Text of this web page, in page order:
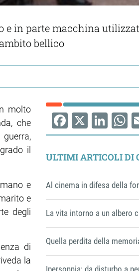
e in parte macchina
bellico
molto
che
il
e
e
degli
di
la
Facebook
X
ULTIMI ARTICOLI DI
Al cinema in difesa della
La vita intorno a un albero
Quella perdita della